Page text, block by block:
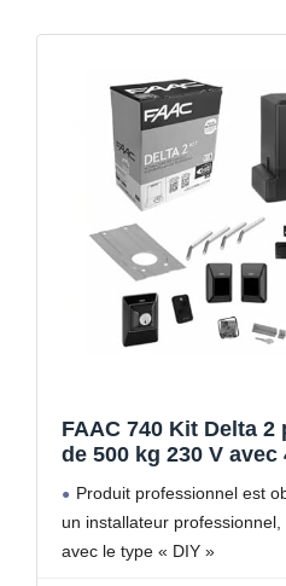
FAAC 740 Kit Delta
de 500 kg 230 V
Produit professionnel est
un installateur professionnel,
avec le type « DIY »